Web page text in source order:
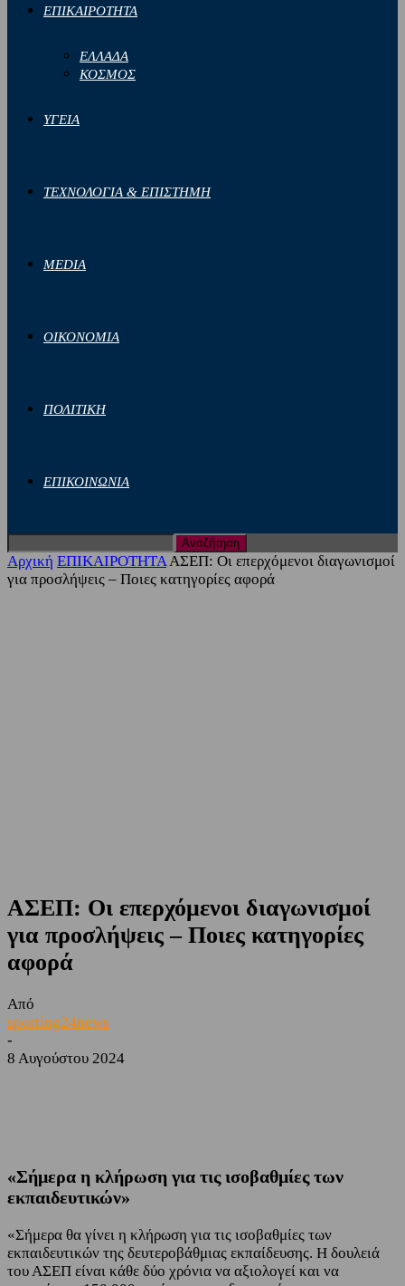
ΕΠΙΚΑΙΡΟΤΗΤΑ
ΕΛΛΑΔΑ
ΚΟΣΜΟΣ
ΥΓΕΙΑ
ΤΕΧΝΟΛΟΓΙΑ & ΕΠΙΣΤΗΜΗ
MEDIA
ΟΙΚΟΝΟΜΙΑ
ΠΟΛΙΤΙΚΗ
ΕΠΙΚΟΙΝΩΝΙΑ
Αρχική ΕΠΙΚΑΙΡΟΤΗΤΑΑΣΕΠ: Οι επερχόμενοι διαγωνισμοί
για προσλήψεις – Ποιες κατηγορίες αφορά
ΑΣΕΠ: Οι επερχόμενοι διαγωνισμοί
για προσλήψεις – Ποιες κατηγορίες
αφορά
Από
sporting24news
-
8 Αυγούστου 2024
«Σήμερα η κλήρωση για τις ισοβαθμίες των
εκπαιδευτικών»
«Σήμερα θα γίνει η κλήρωση για τις ισοβαθμίες των
εκπαιδευτικών της δευτεροβάθμιας εκπαίδευσης. Η δουλειά
του ΑΣΕΠ είναι κάθε δύο χρόνια να αξιολογεί και να